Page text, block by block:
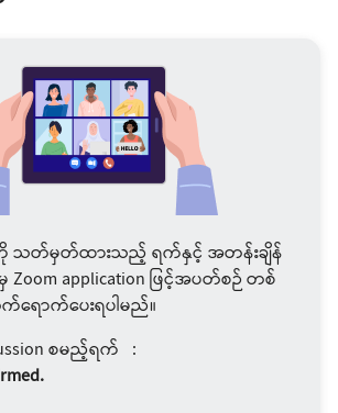
ကို သတ်မှတ်ထားသည့် ရက်နှင့် အတန်းချိန်
Zoom application ဖြင့်အပတ်စဉ် တစ်
ောက်ပေးရပါမည်။
စမည့်ရက် :